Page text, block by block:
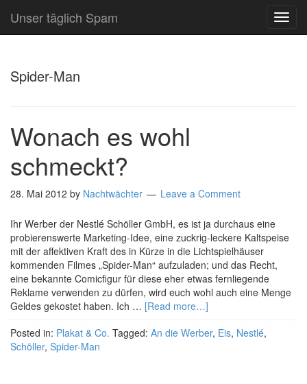
Unser täglich Spam
Spider-Man
Wonach es wohl
schmeckt?
28. Mai 2012 by Nachtwächter Leave a Comment
Ihr Werber der Nestlé Schöller GmbH, es ist ja durchaus eine
probierenswerte Marketing-Idee, eine zuckrig-leckere Kaltspeise
mit der affektiven Kraft des in Kürze in die Lichtspielhäuser
kommenden Filmes „Spider-Man“ aufzuladen; und das Recht,
eine bekannte Comicfigur für diese eher etwas fernliegende
Reklame verwenden zu dürfen, wird euch wohl auch eine Menge
Geldes gekostet haben. Ich … [Read more…]
Posted in: Plakat & Co. Tagged: An die Werber, Eis, Nestlé,
Schöller, Spider-Man